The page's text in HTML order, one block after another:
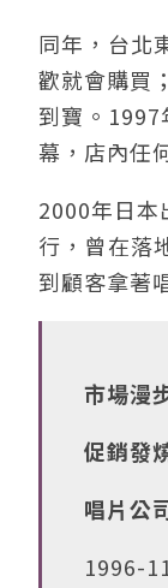
同年，台北
歡就會購買
到寶。
幕，店內任
2000年日本
行，曾在落
到顧客拿著
市場漫
促銷發
唱片公
1996-